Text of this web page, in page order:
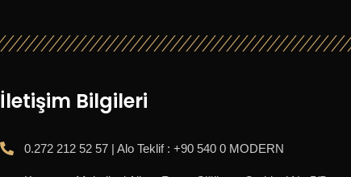
İletişim Bilgileri
0.272 212 52 57 | Alo Teklif : +90 540 0 MODERN